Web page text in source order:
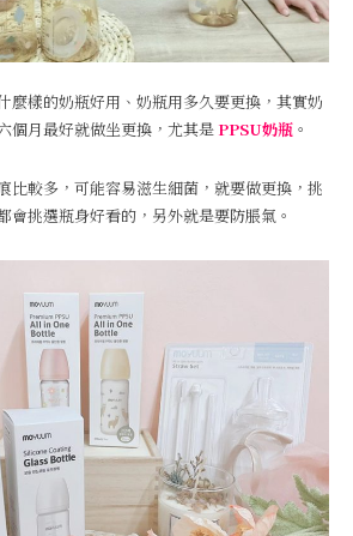
麼樣的奶瓶好用、奶瓶用多久要更換，其實奶
個月最好就做坐更換，尤其是PPSU奶瓶 。
比較多，可能容易滋生細菌，就要做更換，挑
會挑選瓶身好看的，另外就是要防脹氣。